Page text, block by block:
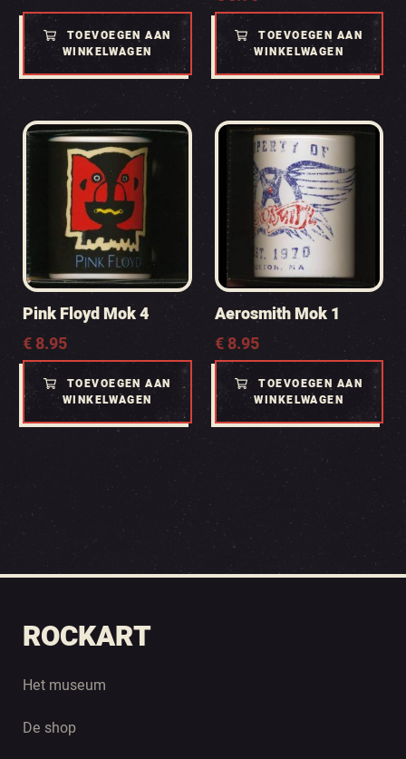
TOEVOEGEN AAN
WINKELWAGEN
TOEVOEGEN AAN
WINKELWAGEN
Pink Floyd Mok 4
€8.95
TOEVOEGEN AAN
WINKELWAGEN
Aerosmith Mok 1
€8.95
TOEVOEGEN AAN
WINKELWAGEN
ROCKART
Het museum
De shop